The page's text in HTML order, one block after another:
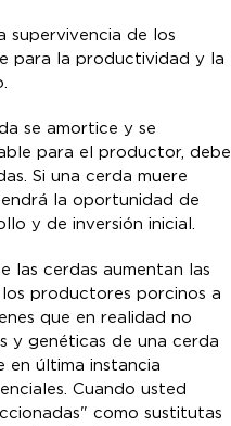
supervivencia de los
para la productividad y la
se amortice y se
para el productor, debe
Si una cerda muere
la oportunidad de
y de inversión inicial.
las cerdas aumentan las
productores porcinos a
que en realidad no
y genéticas de una cerda
en última instancia
Cuando usted
como sustitutas